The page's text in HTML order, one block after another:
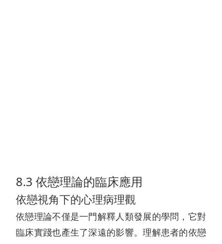
8.3 依戀理論的臨床應用
依戀視角下的心理病理觀
依戀理論不僅是一門解釋人類發展的學問，它對
臨床實踐也產生了深遠的影響。理解患者的依戀